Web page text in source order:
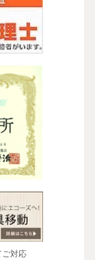
ご対応